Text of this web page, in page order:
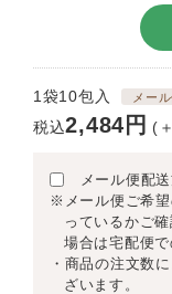
1袋10包入 メー
税込2,484円 (
メール便配
※メール便ご希望
っているかご
場合は宅配便で
・商品の注文数
ざいます。